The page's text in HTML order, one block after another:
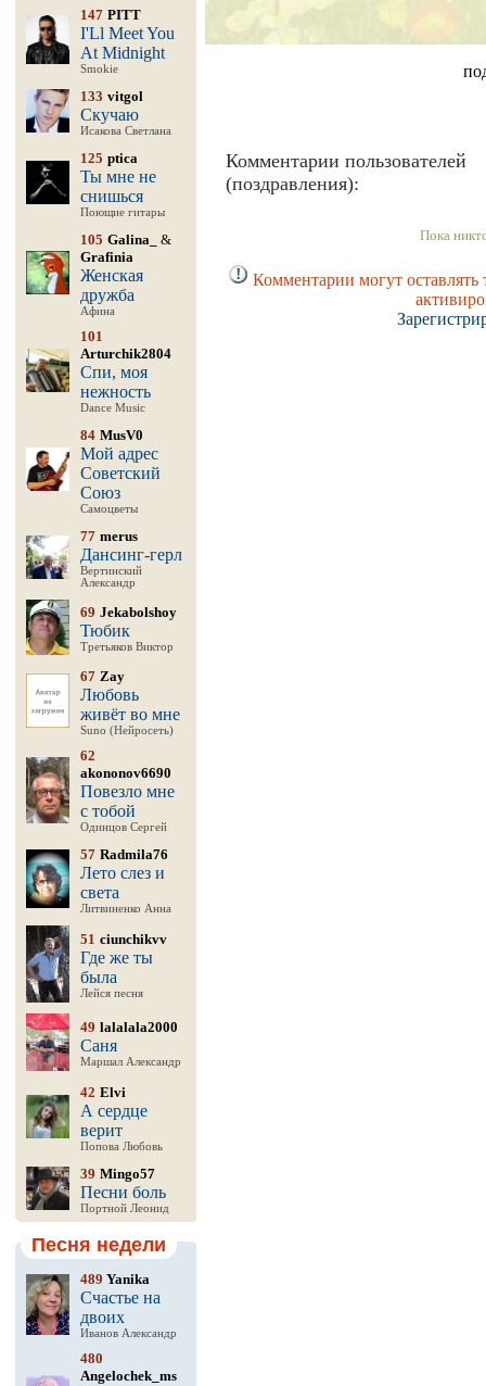
147 PITT
I'Ll Meet You
At Midnight
Smokie
133 vitgol
Скучаю
Исакова Светлана
125 ptica
Ты мне не
снишься
Поющие гитары
105 Galina_
&
Grafinia
Женская
дружба
Афина
101
Arturchik2804
Спи, моя
нежность
Dance Music
84 MusV0
Мой адрес
Советский
Союз
Самоцветы
77 merus
Дансинг-герл
Вертинский
Александр
69 Jekabolshoy
Тюбик
Третьяков Виктор
67 Zay
Любовь
живёт во мне
Suno (Нейросеть)
62
akononov6690
Повезло мне
с тобой
Одинцов Сергей
57 Radmila76
Лето слез и
света
Литвиненко Анна
51 ciunchikvv
Где же ты
была
Лейся песня
49 lalalala2000
Саня
Маршал Александр
42 Elvi
А сердце
верит
Попова Любовь
39 Mingo57
Песни боль
Портной Леонид
Песня недели
489 Yanika
Счастье на
двоих
Иванов Александр
480
Angelochek_ms
Комментарии пользователей
(поздравления):
Пока
Комментарии могут оставлять